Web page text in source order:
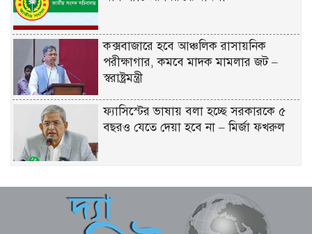
কক্সবাজারে হবে আঞ্চলিক রাসায়নিক
পরীক্ষাগার, কমবে মাদক মামলার জট –
স্বরাষ্ট্রমন্ত্রী
ফ্যাসিস্টের ভাষায় বলা হচ্ছে সরকারকে ৫
বছরও যেতে দেয়া হবে না – মির্জা ফখরুল
নেই; দাবি তথ্যমন্ত্রীর